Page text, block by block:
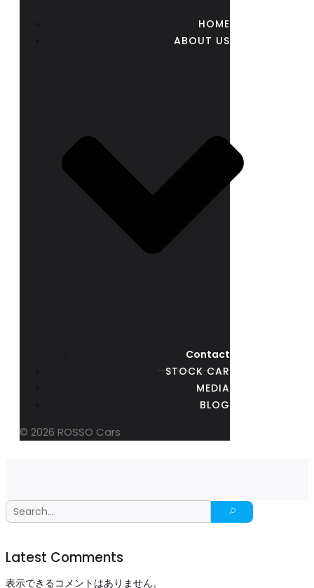
HOME
ABOUT US
Contact
STOCK CAR
MEDIA
BLOG
© 2026 ROSSO Cars
Latest Comments
表示できるコメントはありません。